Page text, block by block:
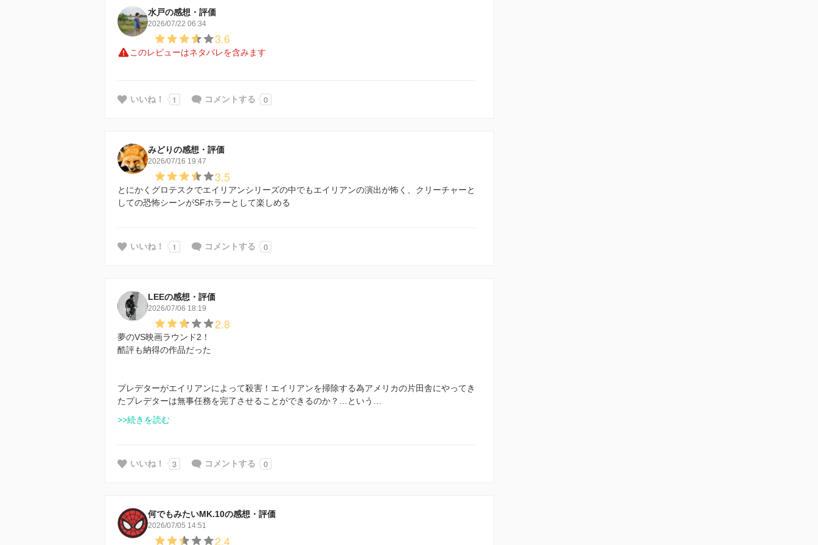
水戸の感想・評価
2026/07/22 06:34
3.6
このレビューはネタバレを含みます
いいね！ 1 コメントする 0
みどりの感想・評価
2026/07/16 19:47
3.5
とにかくグロテスクでエイリアンシリーズの中でもエイリアンの演出が怖く、クリーチャーと
しての恐怖シーンがSFホラーとして楽しめる
いいね！ 1 コメントする 0
LEEの感想・評価
2026/07/06 18:19
2.8
夢のVS映画ラウンド2！
酷評も納得の作品だった
プレデターがエイリアンによって殺害！エイリアンを掃除する為アメリカの片田舎にやってき
たプレデターは無事任務を完了させることができるのか？…という…
>>続きを読む
いいね！ 3 コメントする 0
何でもみたいMK.10の感想・評価
2026/07/05 14:51
2.4